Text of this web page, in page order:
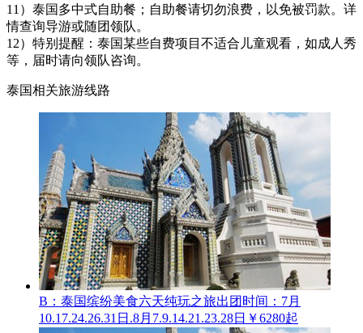
11）泰国多中式自助餐；自助餐请切勿浪费，以免被罚款。详
情查询导游或随团领队。
12）特别提醒：泰国某些自费项目不适合儿童观看，如成人秀
等，届时请向领队咨询。
泰国相关旅游线路
B：泰国缤纷美食六天纯玩之旅出团时间：7月
10.17.24.26.31日.8月7.9.14.21.23.28日 ￥6280起